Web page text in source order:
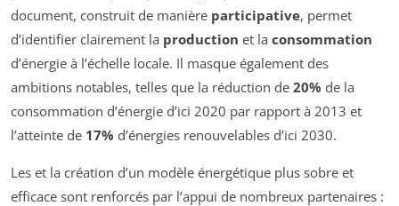
document, construit de manière participative, permet
d’identifier clairement la production et la consommation
d’énergie à l’échelle locale. Il masque également des
ambitions notables, telles que la réduction de 20% de la
consommation d’énergie d’ici 2020 par rapport à 2013 et
l’atteinte de 17% d’énergies renouvelables d’ici 2030.
Les et la création d’un modèle énergétique plus sobre et
efficace sont renforcés par l’appui de nombreux partenaires :